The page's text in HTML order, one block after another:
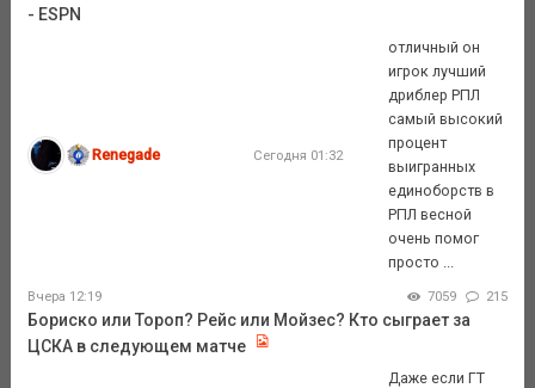
- ESPN
Renegade Сегодня 01:32
отличный он
игрок лучший
дриблер РПЛ
самый высокий
процент
выигранных
единоборств в
РПЛ весной
очень помог
просто ...
Вчера 12:19 7059 215
Бориско или Тороп? Рейс или Мойзес? Кто сыграет за
ЦСКА в следующем матче
Даже если ГТ